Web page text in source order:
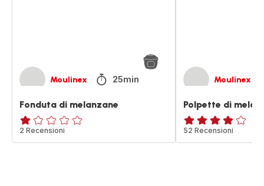
Moulinex 25min
Fonduta di melanzane
Recensione
di
2 Recensioni
Moulinex
Polpette di
Recensione
di
52 Recensioni